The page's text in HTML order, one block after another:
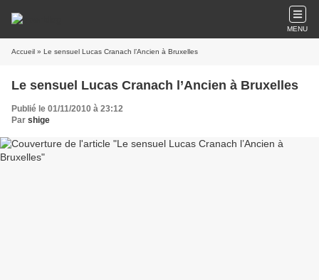
MENU
Accueil » Le sensuel Lucas Cranach l’Ancien à Bruxelles
Le sensuel Lucas Cranach l’Ancien à Bruxelles
Publié le 01/11/2010 à 23:12
Par shige